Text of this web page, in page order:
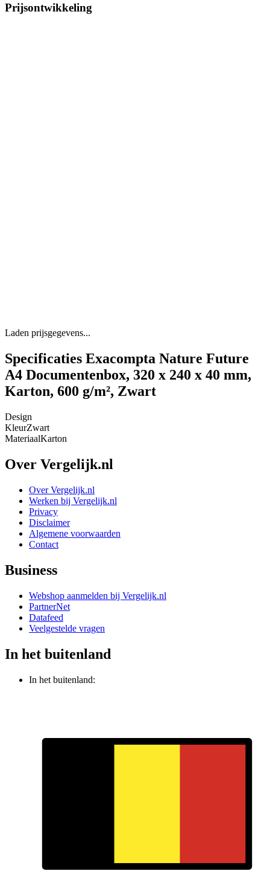
Prijsontwikkeling
Laden prijsgegevens...
Specificaties Exacompta Nature Future
A4 Documentenbox, 320 x 240 x 40 mm,
Karton, 600 g/m², Zwart
Design
KleurZwart
MateriaalKarton
Over Vergelijk.nl
Over Vergelijk.nl
Werken bij Vergelijk.nl
Privacy
Disclaimer
Algemene voorwaarden
Contact
Business
Webshop aanmelden bij Vergelijk.nl
PartnerNet
Datafeed
Veelgestelde vragen
In het buitenland
In het buitenland: